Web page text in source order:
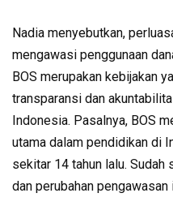
Nadia menyebutkan,
mengawasi penggunaan
BOS merupakan kebijakan
transparansi dan
Indonesia. Pasalnya, BOS
utama dalam pendidikan di
sekitar 14 tahun lalu. Sudah
dan perubahan